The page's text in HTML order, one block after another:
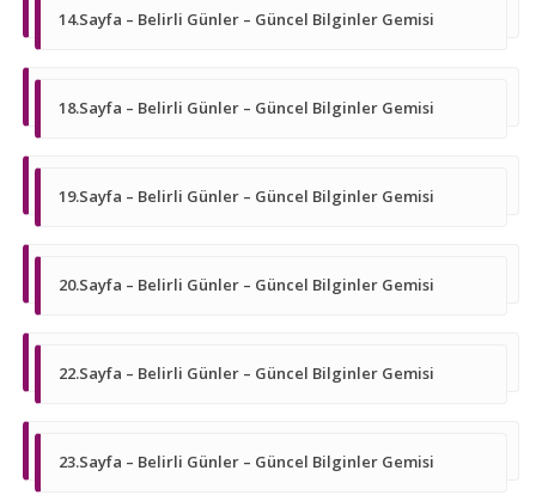
14.Sayfa – Belirli Günler – Güncel Bilginler Gemisi
18.Sayfa – Belirli Günler – Güncel Bilginler Gemisi
19.Sayfa – Belirli Günler – Güncel Bilginler Gemisi
20.Sayfa – Belirli Günler – Güncel Bilginler Gemisi
22.Sayfa – Belirli Günler – Güncel Bilginler Gemisi
23.Sayfa – Belirli Günler – Güncel Bilginler Gemisi